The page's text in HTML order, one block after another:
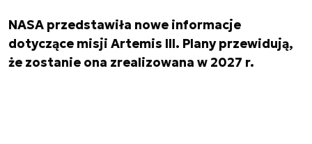
NASA przedstawiła nowe informacje
dotyczące misji Artemis III. Plany przewidują,
że zostanie ona zrealizowana w 2027 r.